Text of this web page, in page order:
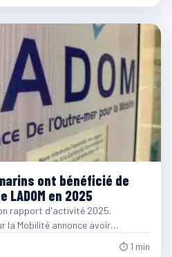
ont bénéficié de
LADOM en 2025
rapport d'activité 2025.
la Mobilité annonce avoir…
⏱ 1 min